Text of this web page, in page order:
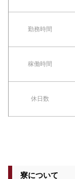
勤務時間
稼働時間
休日数
寮について